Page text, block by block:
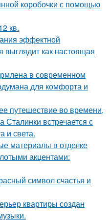
коробочки с помощью
кв.
эффектной
выглядит как настоящая
в современном
для комфорта и
путешествие во времени,
Сталинки встречается с
и света.
материалы в отделке
акцентами:
символ счастья и
квартиры создан